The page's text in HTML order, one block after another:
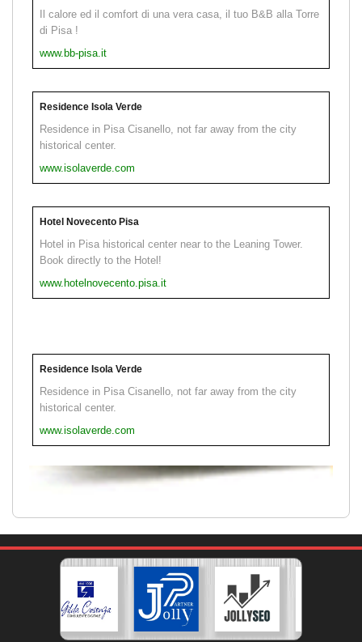
Il calore ed il comfort di una vera casa, il tuo B&B alla Torre
di Pisa !
www.bb-pisa.it
Residence Isola Verde
Residence in Pisa Cisanello, not far away from the city
historical center.
www.isolaverde.com
Hotel Novecento Pisa
Hotel in Pisa historical center near to the Leaning Tower.
Book directly to the Hotel!
www.hotelnovecento.pisa.it
Residence Isola Verde
Residence in Pisa Cisanello, not far away from the city
historical center.
www.isolaverde.com